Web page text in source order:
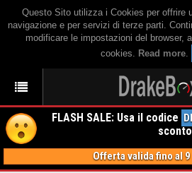
Questo Sito utilizza i Cookies per offrire
navigazione e per servizi di terze parti.
modificare le impostazioni del browser,
cookies. Read more.
FLASH SALE: Usa il codice
Offerta valida fino al